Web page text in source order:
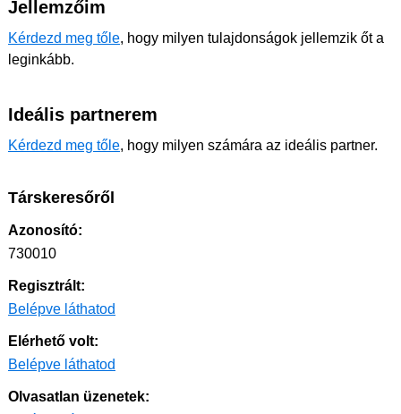
Jellemzőim
Kérdezd meg tőle, hogy milyen tulajdonságok jellemzik őt a
leginkább.
Ideális partnerem
Kérdezd meg tőle, hogy milyen számára az ideális partner.
Társkeresőről
Azonosító:
730010
Regisztrált:
Belépve láthatod
Elérhető volt:
Belépve láthatod
Olvasatlan üzenetek: